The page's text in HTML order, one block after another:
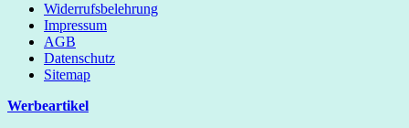
Widerrufsbelehrung
Impressum
AGB
Datenschutz
Sitemap
Werbeartikel